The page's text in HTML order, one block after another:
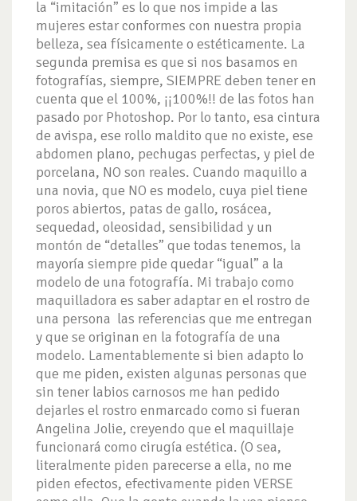
la “imitación” es lo que nos impide a las
mujeres estar conformes con nuestra propia
belleza, sea físicamente o estéticamente. La
segunda premisa es que si nos basamos en
fotografías, siempre, SIEMPRE deben tener en
cuenta que el 100%, ¡¡100%!! de las fotos han
pasado por Photoshop. Por lo tanto, esa cintura
de avispa, ese rollo maldito que no existe, ese
abdomen plano, pechugas perfectas, y piel de
porcelana, NO son reales. Cuando maquillo a
una novia, que NO es modelo, cuya piel tiene
poros abiertos, patas de gallo, rosácea,
sequedad, oleosidad, sensibilidad y un
montón de “detalles” que todas tenemos, la
mayoría siempre pide quedar “igual” a la
modelo de una fotografía. Mi trabajo como
maquilladora es saber adaptar en el rostro de
una persona las referencias que me entregan
y que se originan en la fotografía de una
modelo. Lamentablemente si bien adapto lo
que me piden, existen algunas personas que
sin tener labios carnosos me han pedido
dejarles el rostro enmarcado como si fueran
Angelina Jolie, creyendo que el maquillaje
funcionará como cirugía estética. (O sea,
literalmente piden parecerse a ella, no me
piden efectos, efectivamente piden VERSE